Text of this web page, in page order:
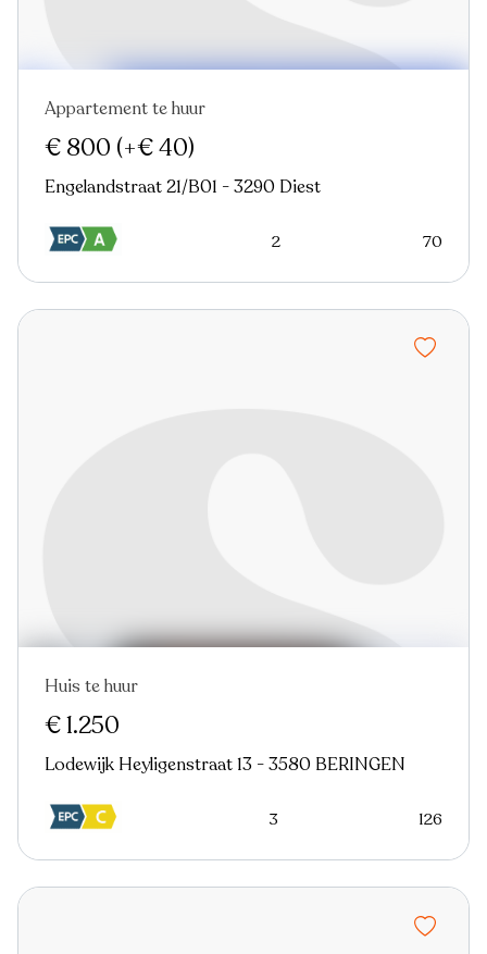
Nieuw
Appartement te huur
€ 800 (+€ 40)
Engelandstraat 21/B01 - 3290 Diest
2 70
Nieuw
Huis te huur
€ 1.250
Lodewijk Heyligenstraat 13 - 3580 BERINGEN
3 126